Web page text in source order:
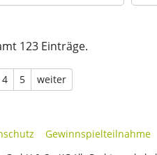
123 Einträge.
4 5 weiter
Gewinnspielteilnahme